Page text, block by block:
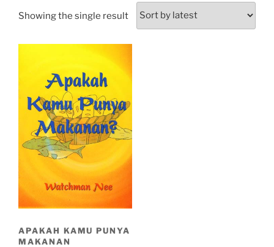
Showing the single result
APAKAH KAMU PUNYA
MAKANAN